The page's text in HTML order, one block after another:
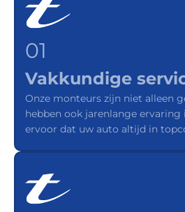
01
Vakkundige
Onze monteurs zijn niet alleen
hebben ook jarenlange ervaring
ervoor dat uw auto altijd in